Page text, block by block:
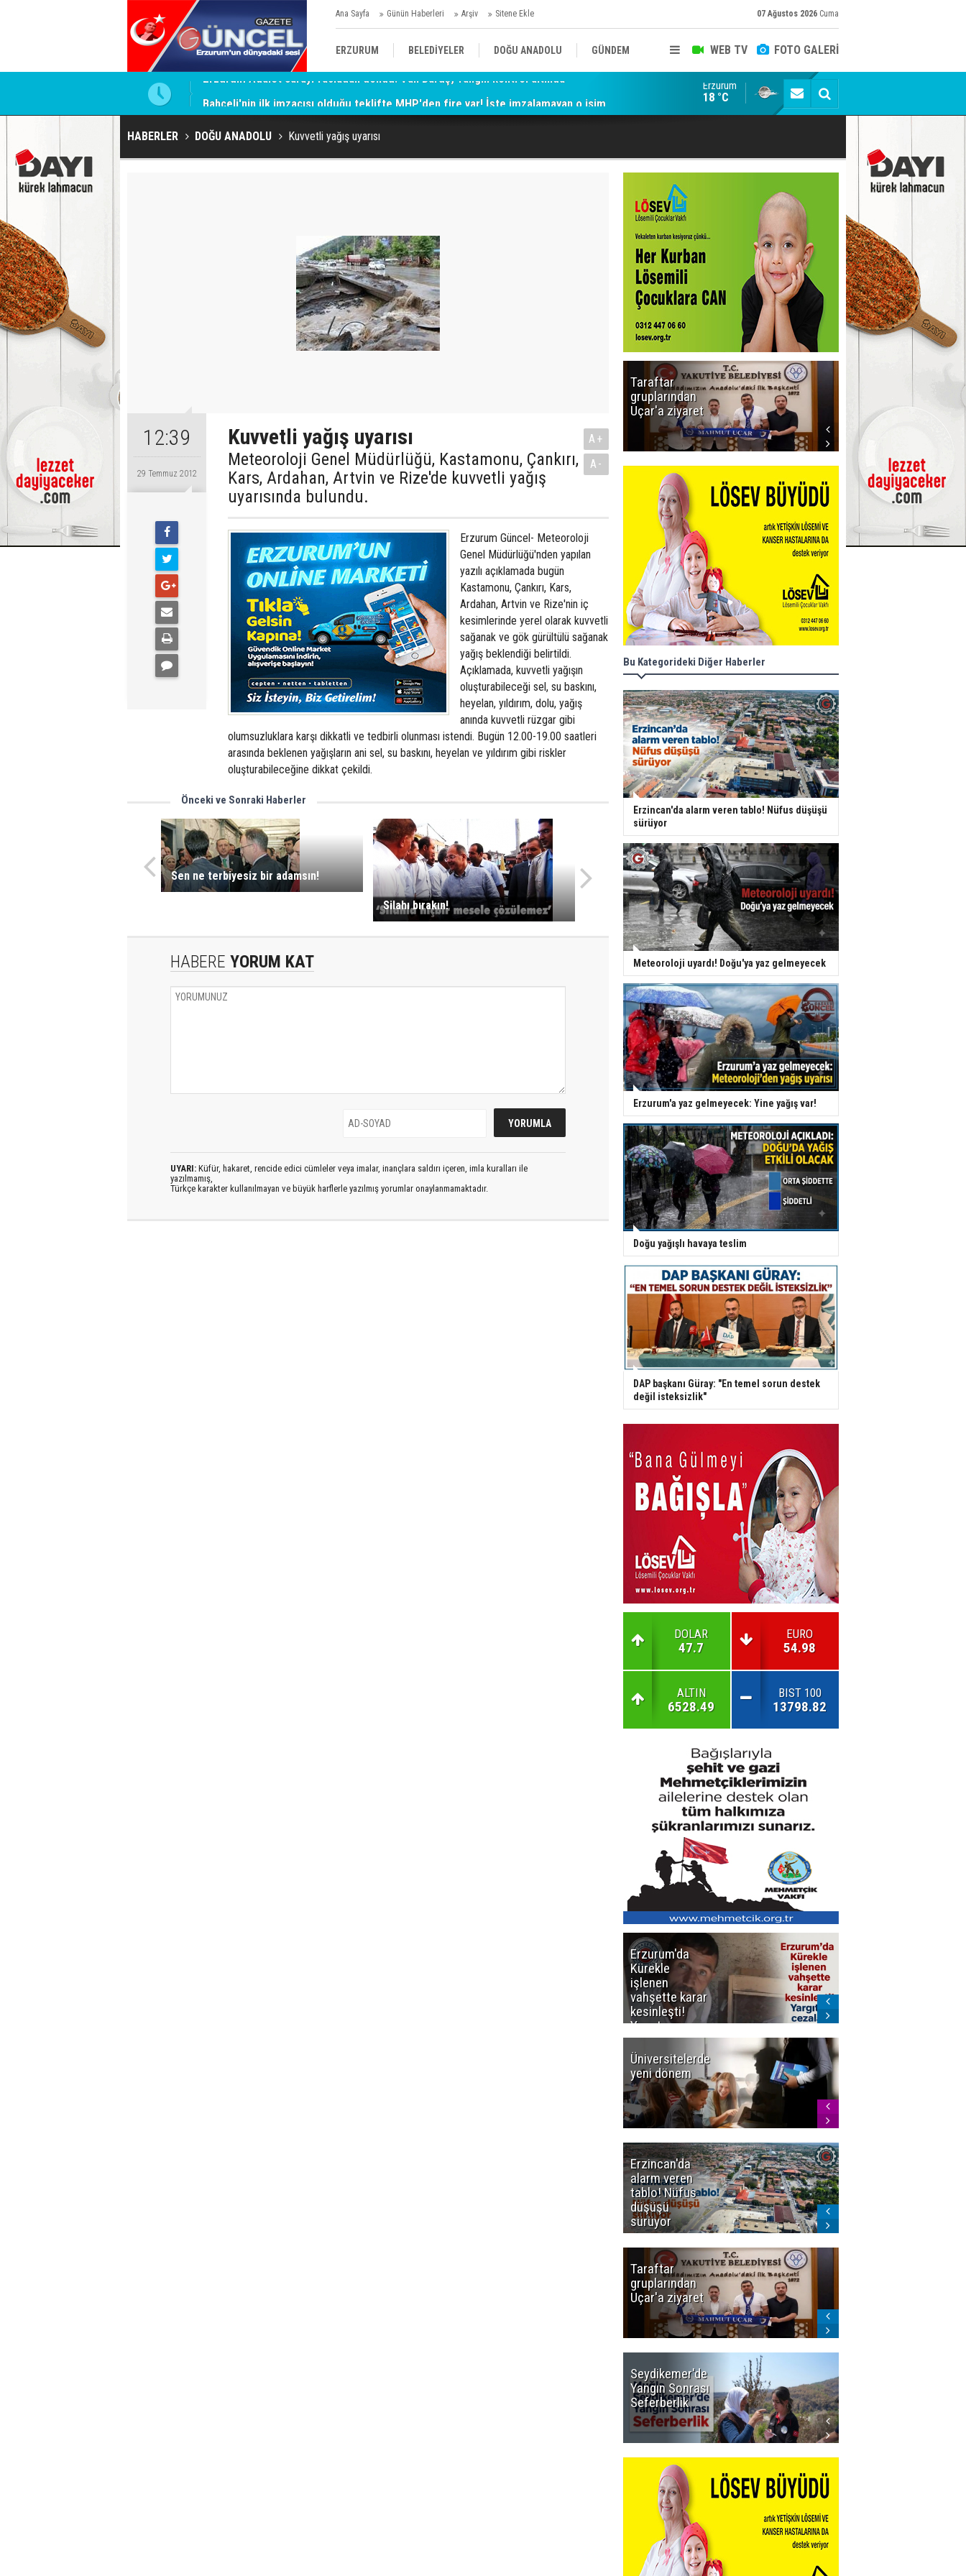
Ana Sayfa Günün Haberleri Arşiv Sitene Ekle 07 Ağustos 2026 Cuma
WEB TV FOTO GALERİ
ERZURUM BELEDİYELER DOĞU ANADOLU GÜNDEM
KÜLTÜR/SANAT//MAĞAZİN
Bahçeli'nin ilk imzacısı olduğu teklifte MHP'den fire var! İşte imzalamayan o isim Siyaset-Sermaye Çizgisinde Haklılığın Resmi:
Erzurum
18 °C
HABERLER DOĞU ANADOLU Kuvvetli yağış uyarısı
12:39
29 Temmuz 2012
Kuvvetli yağış uyarısı
Meteoroloji Genel Müdürlüğü, Kastamonu, Çankırı,
Kars, Ardahan, Artvin ve Rize'de kuvvetli yağış
uyarısında bulundu.
A+
A-
Erzurum Güncel- Meteoroloji
Genel Müdürlüğü'nden yapılan
yazılı açıklamada bugün
Kastamonu, Çankırı, Kars,
Ardahan, Artvin ve Rize'nin iç
kesimlerinde yerel olarak kuvvetli
sağanak ve gök gürültülü sağanak
yağış beklendiği belirtildi.
Açıklamada, kuvvetli yağışın
oluşturabileceği sel, su baskını,
heyelan, yıldırım, dolu, yağış
anında kuvvetli rüzgar gibi
olumsuzluklara karşı dikkatli ve tedbirli olunması istendi. Bugün 12.00-19.00 saatleri
arasında beklenen yağışların ani sel, su baskını, heyelan ve yıldırım gibi riskler
oluşturabileceğine dikkat çekildi.
Önceki ve Sonraki Haberler
Sen ne terbiyesiz bir adamsın!
Silahı bırakın!
HABERE YORUM KAT
UYARI: Küfür, hakaret, rencide edici cümleler veya imalar, inançlara saldırı içeren, imla kuralları ile
yazılmamış,
Türkçe karakter kullanılmayan ve büyük harflerle yazılmış yorumlar onaylanmamaktadır.
Taraftar
gruplarından
Uçar'a ziyaret
başlıyor! İlk
düdük Bolu'da
çalacak
Bu Kategorideki Diğer Haberler
Erzincan'da alarm veren tablo! Nüfus düşüşü
sürüyor
Meteoroloji uyardı! Doğu'ya yaz gelmeyecek
Erzurum'a yaz gelmeyecek: Yine yağış var!
Doğu yağışlı havaya teslim
DAP başkanı Güray: "En temel sorun destek
değil isteksizlik"
DOLAR
47.7
EURO
54.98
ALTIN
6528.49
BIST 100
13798.82
Erzurum'da
Kürekle
işlenen
vahşette karar
kesinleşti!
Yargıtay
cezaları onadı
Üniversitelerde
yeni dönem
Erzincan'da
alarm veren
tablo! Nüfus
düşüşü
sürüyor
Taraftar
gruplarından
Uçar'a ziyaret
Seydikemer'de
Yangın Sonrası
Seferberlik